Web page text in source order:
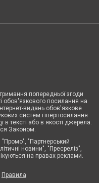
попередньої згоди
обов'язкового посилання на
видань обов'язкове
систем гіперпосилання
в тексті або в якості джерела.
Законом.
"Партнерський
новини", "Пресреліз",
на правах реклами.
Правила